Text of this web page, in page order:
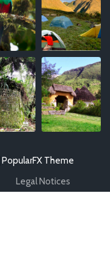
PopularFX Theme
Legal Notices